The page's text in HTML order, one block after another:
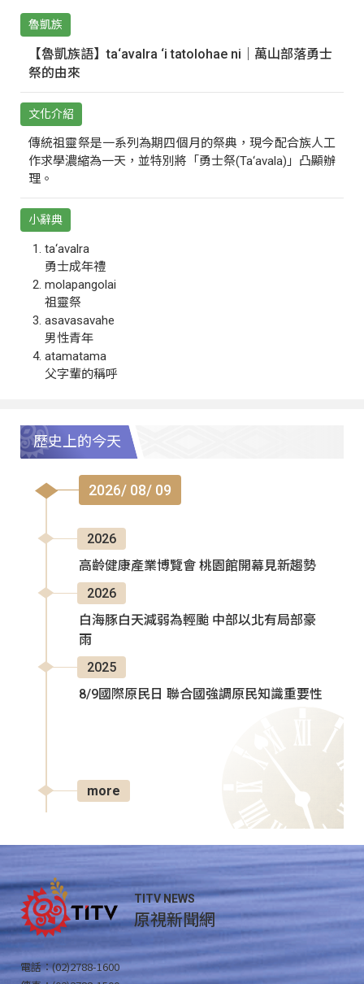
魯凱族
【魯凱族語】ta‘avalra ‘i tatolohae ni｜萬山部落勇士
祭的由來
文化介紹
傳統祖靈祭是一系列為期四個月的祭典，現今配合族人工
作求學濃縮為一天，並特別將「勇士祭(Ta‘avala)」凸顯辦
理。
小辭典
ta‘avalra
勇士成年禮
molapangolai
祖靈祭
asavasavahe
男性青年
atamatama
父字輩的稱呼
歷史上的今天
2026/ 08/ 09
2026
高齡健康產業博覽會 桃園館開幕見新趨勢
2026
白海豚白天減弱為輕颱 中部以北有局部豪
雨
2025
8/9國際原民日 聯合國強調原民知識重要性
more
TITV NEWS
原視新聞網
電話：(02)2788-1600